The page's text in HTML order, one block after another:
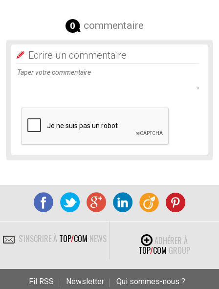
0 commentaire
Ecrire un commentaire
S'INSCRIRE À TOP/COM NEWS
ADHÉRER À
TOP/COM GROUP
Fil RSS Newsletter
Qui sommes-nous ?